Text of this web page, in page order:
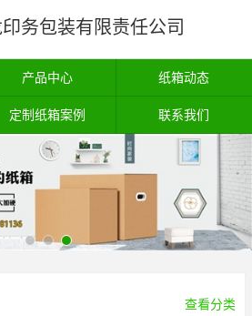
务包装有限责任公司
产品中心 纸箱动态
定制纸箱案例 联系我们
查看分类